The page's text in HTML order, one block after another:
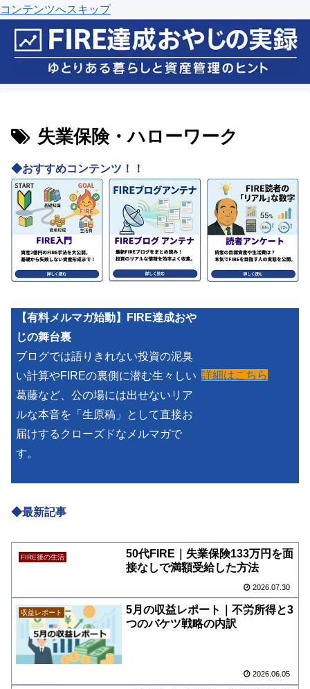
コンテンツへスキップ
失業保険・ハローワーク
◆おすすめコンテンツ！！
【有料メルマガ始動】FIRE達成おや
じの舞台裏
ブログでは語りきれない投資の泥臭
い計算やFIREの裏側に潜む生々しい
葛藤など、公の場には出せないリア
ルな本音を「生原稿」として直接お
届けするクローズドなメルマガで
す。
詳細はこちら
◆最新記事
FIRE後の生活
50代FIRE｜失業保険133万円を面
接なしで満額受給した方法
2026.07.30
収益レポート
5月の収益レポート｜不労所得と3
つのバケツ戦略の内訳
2026.06.05